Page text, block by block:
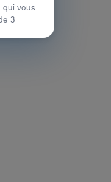
qui vous
3